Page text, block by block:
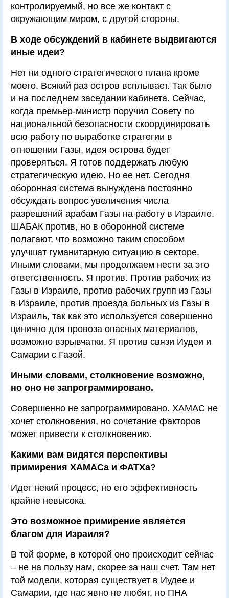
контролируемый, но все же контакт с
окружающим миром, с другой стороны.
В ходе обсуждений в кабинете выдвигаются
иные идеи?
Нет ни одного стратегического плана кроме
моего. Всякий раз остров всплывает. Так было
и на последнем заседании кабинета. Сейчас,
когда премьер-министр поручил Совету по
национальной безопасности скоординировать
всю работу по выработке стратегии в
отношении Газы, идея острова будет
проверяться. Я готов поддержать любую
стратегическую идею. Но ее нет. Сегодня
оборонная система вынуждена постоянно
обсуждать вопрос увеличения числа
разрешений арабам Газы на работу в Израиле.
ШАБАК против, но в оборонной системе
полагают, что возможно таким способом
улучшат гуманитарную ситуацию в секторе.
Иными словами, мы продолжаем нести за это
ответственность. Я против. Против рабочих из
Газы в Израиле, против рабочих групп из Газы
в Израиле, против проезда больных из Газы в
Израиль, так как это используется совершенно
цинично для провоза опасных материалов,
возможно взрывчатки. Я против связи Иудеи и
Самарии с Газой.
Иными словами, столкновение возможно,
но оно не запрограммировано.
Совершенно не запрограммировано. ХАМАС не
хочет столкновения, но сочетание факторов
может привести к столкновению.
Какими вам видятся перспективы
примирения ХАМАСа и ФАТХа?
Идет некий процесс, но его эффективность
крайне невысока.
Это возможное примирение является
благом для Израиля?
В той форме, в которой оно происходит сейчас
– не на пользу нам, скорее за наш счет. Там нет
той модели, которая существует в Иудее и
Самарии, где нас явно не любят, но ПНА